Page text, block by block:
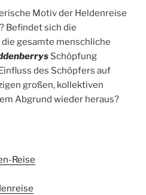
Motiv der Heldenreise
Befindet sich die
gesamte menschliche
Schöpfung
des Schöpfers auf
großen, kollektiven
Abgrund wieder heraus?
Reise